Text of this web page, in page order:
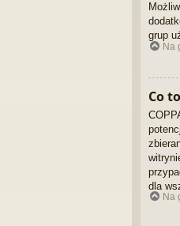
grup
Na
Co
dla
Na